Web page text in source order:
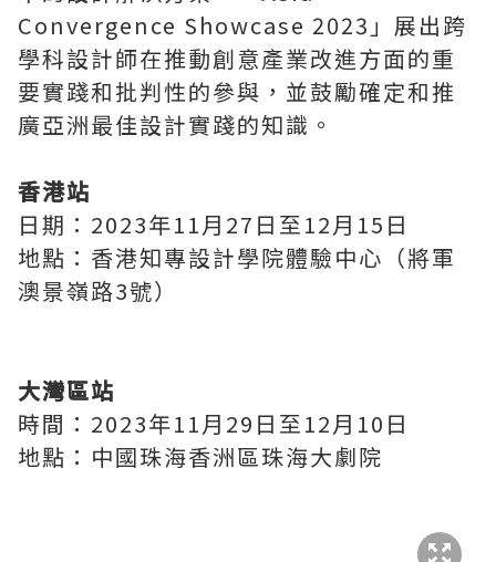
Convergence Showcase 2023」展出跨
學科設計師在推動創意產業改進方面的重
要實踐和批判性的參與，並鼓勵確定和推
廣亞洲最佳設計實踐的知識。
香港站
日期：2023年11月27日至12月15日
地點：香港知專設計學院體驗中心（將軍
澳景嶺路3號）
大灣區站
時間：2023年11月29日至12月10日
地點：中國珠海香洲區珠海大劇院